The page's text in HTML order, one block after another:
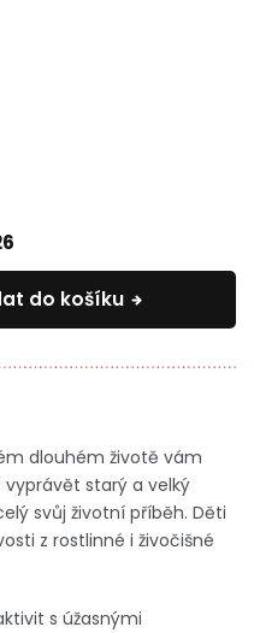
do košíku
dlouhém životě vám
starý a velký
svůj životní příběh. Děti
z rostlinné i živočišné
s úžasnými